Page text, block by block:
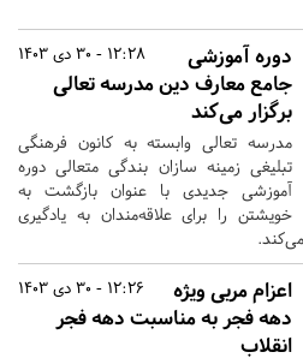
12:28 - 30 دی 1403
دوره آموزشی
جامع معارف دین مدرسه تعالی
برگزار می‌کند
مدرسه تعالی وابسته به کانون فرهنگی
تبلیغی زمینه سازان بندگی متعالی دوره
آموزشی جدیدی با عنوان بازگشت به
خویشتن را برای علاقه‌مندان به یادگیری
12:26 - 30 دی 1403
اعزام مربی ویژه
دهه فجر به مناسبت دهه فجر
انقلاب